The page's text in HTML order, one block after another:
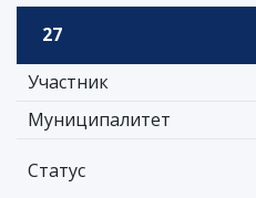
27
Участник
Муниципалитет
Статус